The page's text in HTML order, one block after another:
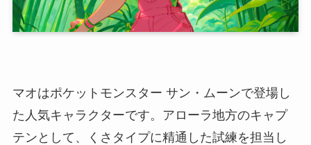
マオはポケットモンスター サン・ムーンで登場し
た人気キャラクターです。アローラ地方のキャプ
テンとして、くさタイプに精通した試練を担当し